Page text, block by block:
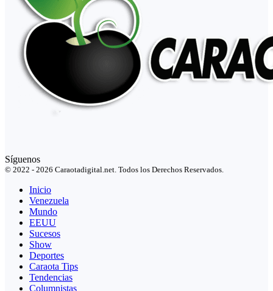
Síguenos
© 2022 - 2026 Caraotadigital.net. Todos los Derechos Reservados.
Inicio
Venezuela
Mundo
EEUU
Sucesos
Show
Deportes
Caraota Tips
Tendencias
Columnistas